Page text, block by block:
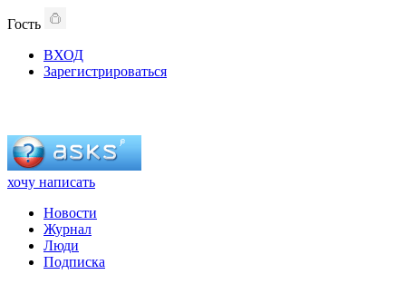
Гость
ВХОД
Зарегистрироваться
хочу написать
Новости
Журнал
Люди
Подписка